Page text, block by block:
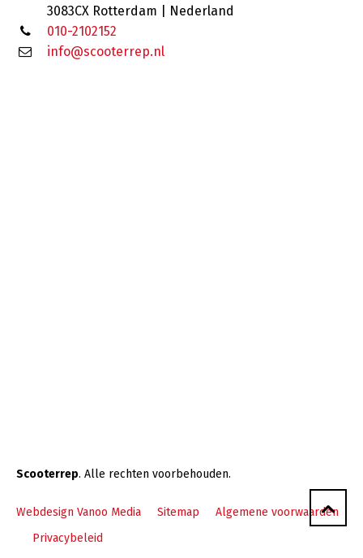
3083CX Rotterdam | Nederland
010-2102152
info@scooterrep.nl
Scooterrep. Alle rechten voorbehouden.
Webdesign Vanoo Media Sitemap
Algemene voorwaarden
Privacybeleid